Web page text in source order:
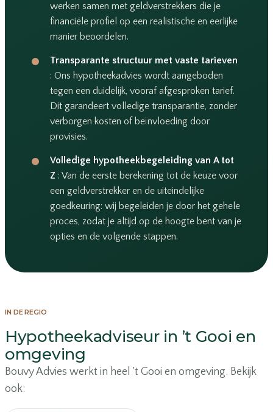
werken samen met geldverstrekkers die je
financiële profiel op een realistische en eerlijke
manier beoordelen.
Transparante structuur met vaste tarieven
: Ons hypotheekadvies wordt aangeboden
tegen een duidelijk, vooraf afgesproken tarief.
Dit garandeert volledige transparantie, zonder
verborgen kosten of beïnvloeding door
provisies.
Volledige hypotheekbegeleiding van A tot
Z : Van de eerste berekening tot de keuze voor
een geldverstrekker en de uiteindelijke
goedkeuring: wij begeleiden je door het gehele
proces, zodat je altijd op de hoogte bent van je
opties en de volgende stappen.
IN DE REGIO
Hypotheekadviseur in ’t Gooi en
omgeving
Bouvy Advies werkt in heel ’t Gooi en omgeving. Bekijk
ook: